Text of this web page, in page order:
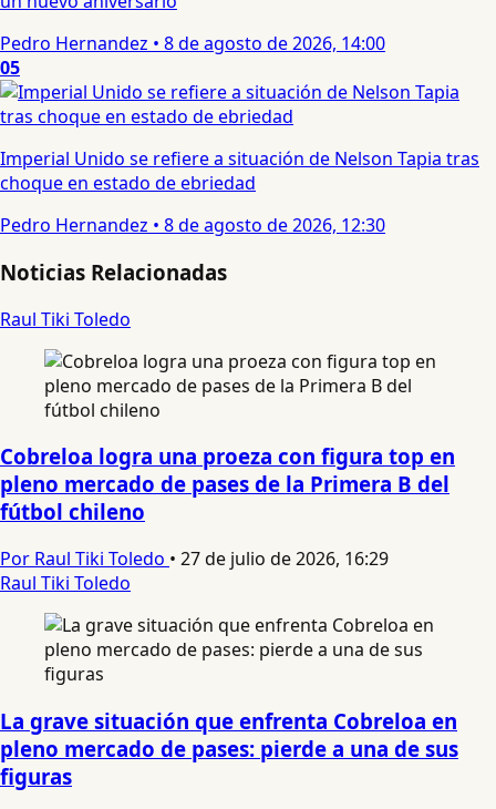
Pedro Hernandez • 8 de agosto de 2026, 14:00
05
Imperial Unido se refiere a situación de Nelson Tapia tras
choque en estado de ebriedad
Pedro Hernandez • 8 de agosto de 2026, 12:30
Noticias Relacionadas
Raul Tiki Toledo
Cobreloa logra una proeza con figura top en
pleno mercado de pases de la Primera B del
fútbol chileno
Por Raul Tiki Toledo • 27 de julio de 2026, 16:29
Raul Tiki Toledo
La grave situación que enfrenta Cobreloa en
pleno mercado de pases: pierde a una de sus
figuras